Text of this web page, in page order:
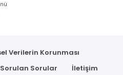
Verilerin Korunması
Sorulan Sorular
İletişim